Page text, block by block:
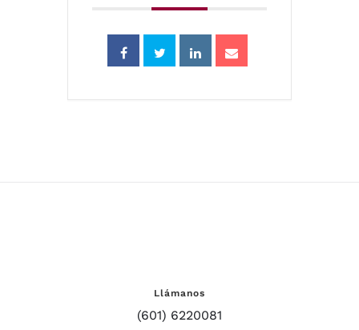
Llámanos
(601) 6220081